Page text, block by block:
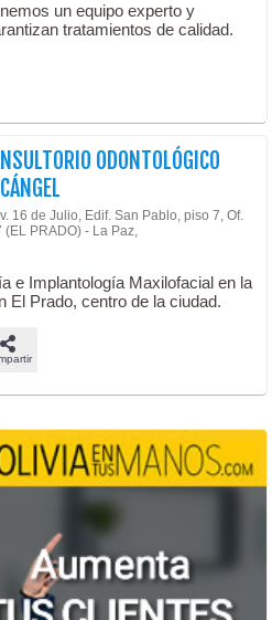
un equipo experto y
tratamientos de calidad.
ODONTOLÓGICO
16 de Julio, Edif. San Pablo, piso 7, Of.
(EL PRADO) - La Paz,
e Implantología Maxilofacial en la
El Prado, centro de la ciudad.